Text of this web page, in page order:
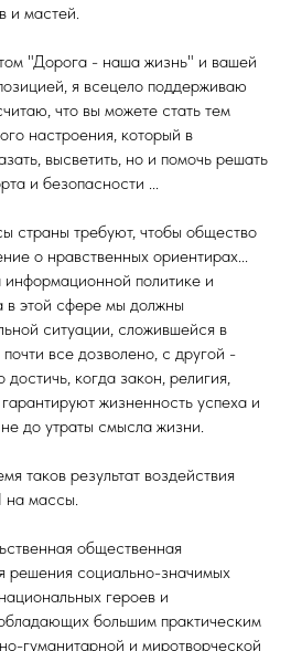
и мастей.
"Дорога - наша жизнь" и вашей
я всецело поддерживаю
что вы можете стать тем
настроения, который в
высветить, но и помочь решать
и безопасности ...
страны требуют, чтобы общество
о нравственных ориентирах...
политике и
в этой сфере мы должны
ситуации, сложившейся в
все дозволено, с другой -
когда закон, религия,
жизненность успеха и
до утраты смысла жизни.
таков результат воздействия
массы.
общественная
решения социально-значимых
героев и
большим практическим
гуманитарной и миротворческой